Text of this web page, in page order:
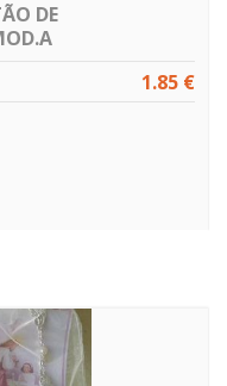
DE
1.85 €